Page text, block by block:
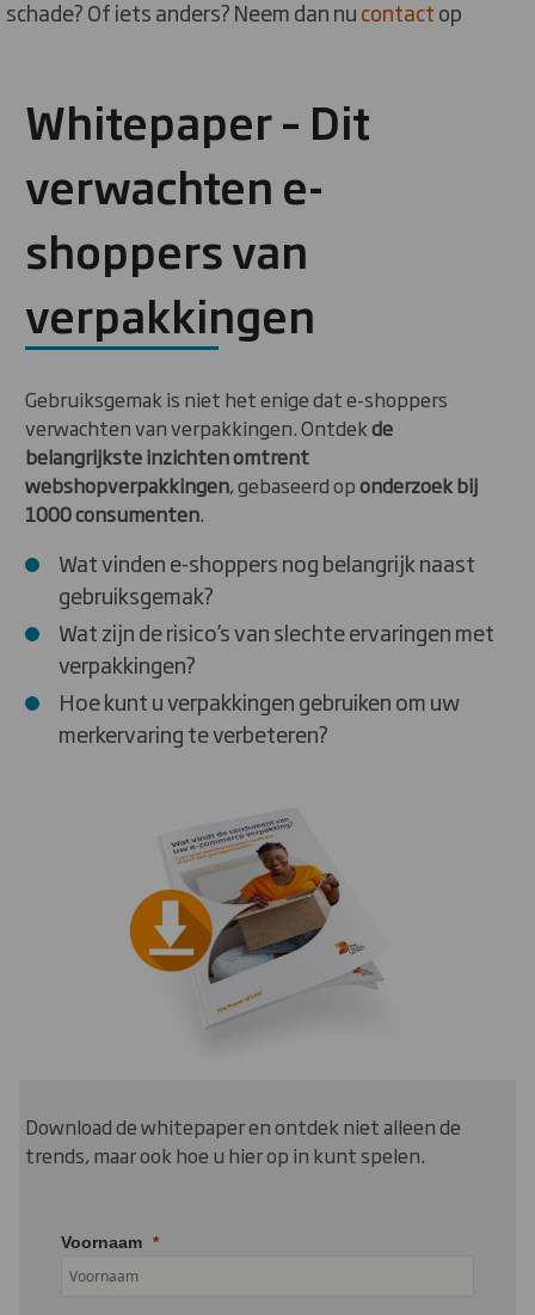
schade? Of iets anders? Neem dan nucontactop
Whitepaper – Dit
verwachten e-
shoppers van
verpakkingen
Gebruiksgemak is niet het enige dat e-shoppers
verwachten van verpakkingen. Ontdekde
belangrijkste inzichten omtrent
webshopverpakkingen, gebaseerd oponderzoek bij
1000 consumenten.
Wat vinden e-shoppers nog belangrijk naast
gebruiksgemak?
Wat zijn de risico’s van slechte ervaringen met
verpakkingen?
Hoe kunt u verpakkingen gebruiken om uw
merkervaring te verbeteren?
Download de whitepaper en ontdek niet alleen de
trends, maar ook hoe u hier op in kunt spelen.
Voornaam